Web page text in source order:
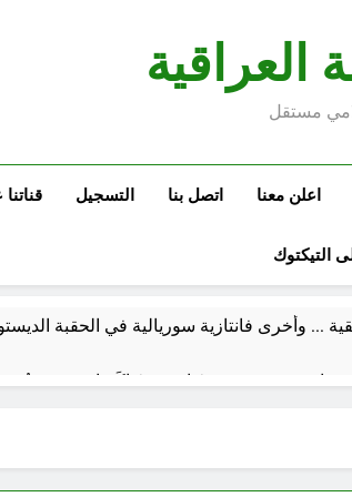
العراقية
مستقل
اعلن معنا اتصل بنا التسجيل
التيكتوك
ثقافية جديدة …دَردَشَاتٌ ومُشَاكَسَاتٌ صُحَفيةٌ في
كلمات قرآنية لها علاقة بمشاة أربعين الحسين: تسقي، آثر (ح 11)